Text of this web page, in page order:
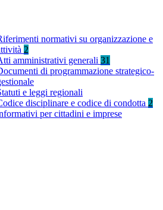
normativi su organizzazione e
2
amministrativi generali 31
di programmazione strategico-
e leggi regionali
disciplinare e codice di condotta 2
per cittadini e imprese